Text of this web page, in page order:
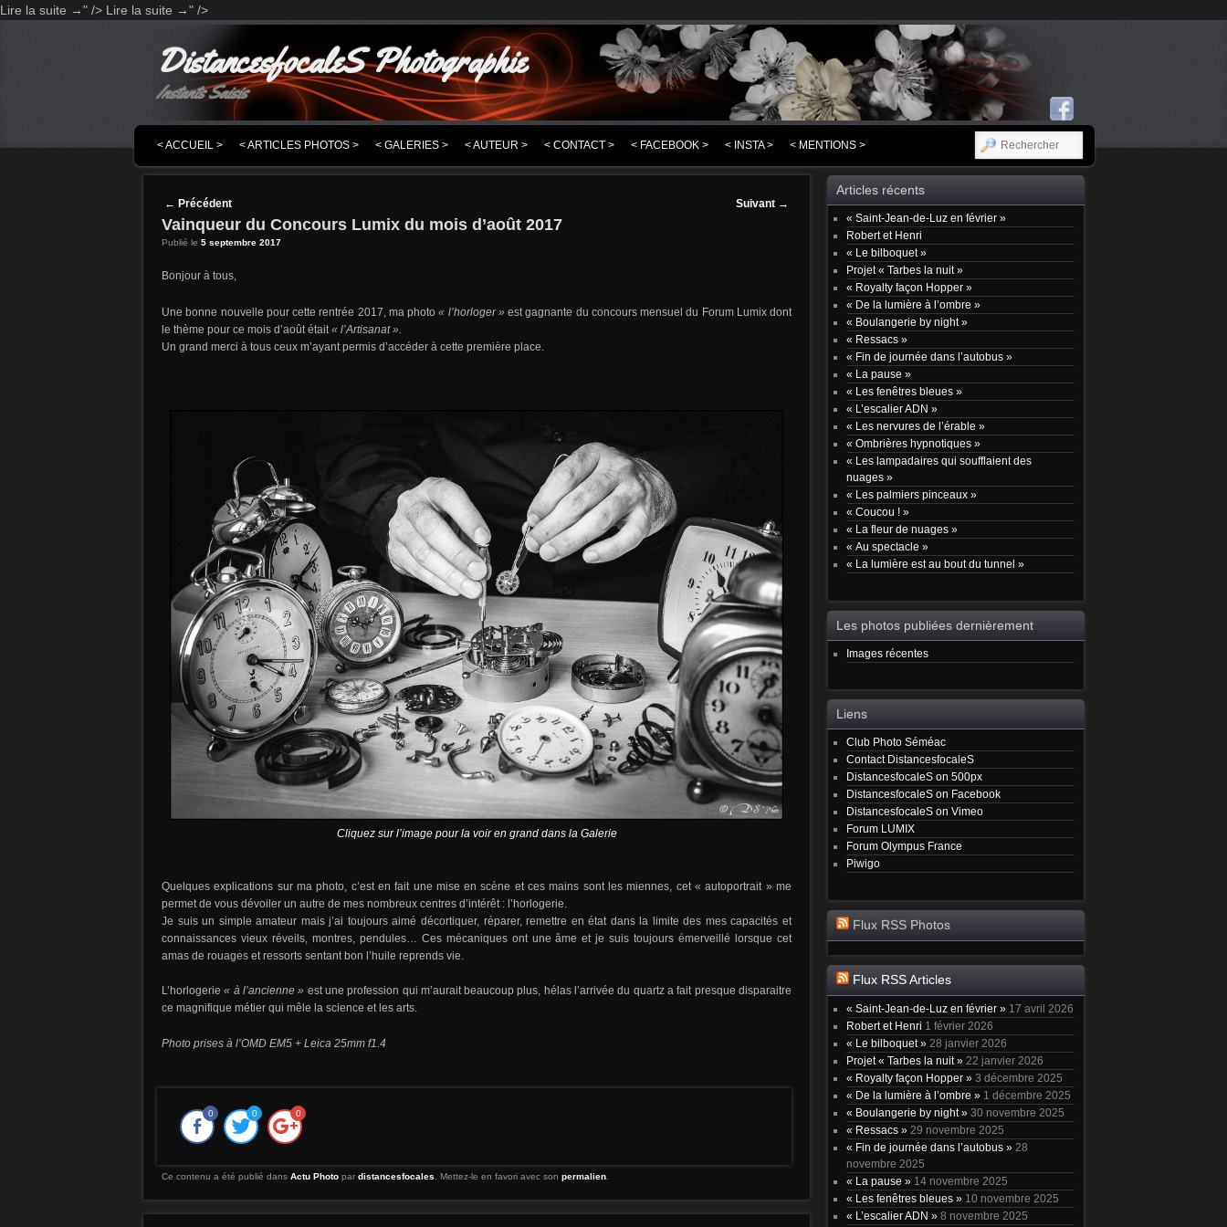
Lire la suite → " /> Lire la suite → " />
DistancesfocaleS Photographie
Instants Saisis
MASQUER LA NAVIGATION PRINCIPALE
MASQUER LA NAVIGATION SECONDAIRE
< ACCUEIL > < ARTICLES PHOTOS > < GALERIES > < AUTEUR > < CONTACT > < FACEBOOK > < INSTA > < MENTIONS > RECHERCHER
Post navigation
← Précédent Suivant →
Vainqueur du Concours Lumix du mois d’août 2017
Publié le 5 septembre 2017
Bonjour à tous,
Une bonne nouvelle pour cette rentrée 2017, ma photo« l’horloger » est gagnante du concours mensuel du Forum Lumix dont
le thème pour ce mois d’août était « l’Artisanat ».
Un grand merci à tous ceux m’ayant permis d’accéder à cette première place.
Cliquez sur l’image pour la voir en grand dans la Galerie
Quelques explications sur ma photo, c’est en fait une mise en scène et ces mains sont les miennes, cet « autoportrait » me
permet de vous dévoiler un autre de mes nombreux centres d’intérêt : l’horlogerie.
Je suis un simple amateur mais j’ai toujours aimé décortiquer, réparer, remettre en état dans la limite des mes capacités et
connaissances vieux réveils, montres, pendules… Ces mécaniques ont une âme et je suis toujours émerveillé lorsque cet
amas de rouages et ressorts sentant bon l’huile reprends vie.
L’horlogerie« à l’ancienne » est une profession qui m’aurait beaucoup plus, hélas l’arrivée du quartz a fait presque disparaitre
ce magnifique métier qui mêle la science et les arts.
Photo prises à l’OMD EM5 + Leica 25mm f1.4
0 0 0
Ce contenu a été publié dans Actu Photo par distancesfocales. Mettez-le en favori avec son permalien.
Articles récents
« Saint-Jean-de-Luz en février »
Robert et Henri
« Le bilboquet »
Projet « Tarbes la nuit »
« Royalty façon Hopper »
« De la lumière à l’ombre »
« Boulangerie by night »
« Ressacs »
« Fin de journée dans l’autobus »
« La pause »
« Les fenêtres bleues »
« L’escalier ADN »
« Les nervures de l’érable »
« Ombrières hypnotiques »
« Les lampadaires qui soufflaient des
nuages »
« Les palmiers pinceaux »
« Coucou ! »
« La fleur de nuages »
« Au spectacle »
« La lumière est au bout du tunnel »
Les photos publiées dernièrement
Images récentes
Liens
Club Photo Séméac
Contact DistancesfocaleS
DistancesfocaleS on 500px
DistancesfocaleS on Facebook
DistancesfocaleS on Vimeo
Forum LUMIX
Forum Olympus France
Piwigo
Flux RSS Photos
Flux RSS Articles
« Saint-Jean-de-Luz en février » 17 avril 2026
Robert et Henri 1 février 2026
« Le bilboquet » 28 janvier 2026
Projet « Tarbes la nuit » 22 janvier 2026
« Royalty façon Hopper » 3 décembre 2025
« De la lumière à l’ombre » 1 décembre 2025
« Boulangerie by night » 30 novembre 2025
« Ressacs » 29 novembre 2025
« Fin de journée dans l’autobus » 28
novembre 2025
« La pause » 14 novembre 2025
« Les fenêtres bleues » 10 novembre 2025
« L’escalier ADN » 8 novembre 2025